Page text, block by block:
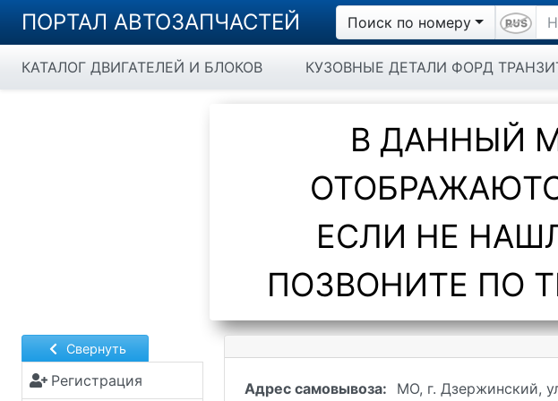
ПОРТАЛ АВТОЗАПЧАСТЕЙ Поиск по номеру
КАТАЛОГ ДВИГАТЕЛЕЙ И БЛОКОВ КУЗОВНЫЕ ДЕТАЛИ ФОРД
В ДАННЫЙ
ЕСЛИ НЕ
ПОЗВОНИТЕ ПО
Свернуть
Регистрация Адрес самовывоза: МО, г. Дзержинский,